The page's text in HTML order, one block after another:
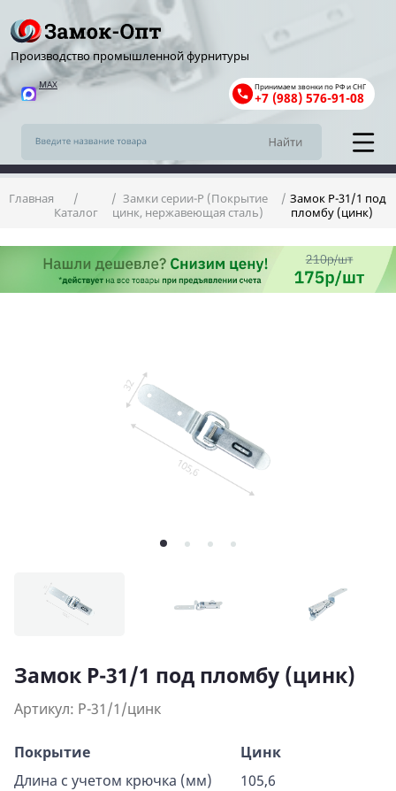
Производство промышленной фурнитуры
MAX Принимаем звонки по РФ и СНГ
+7 (988) 576-91-08
Главная
Каталог
Замки серии-Р (Покрытие
цинк, нержавеющая сталь)
Замок Р-31/1 под
пломбу (цинк)
Замок Р-31/1 под пломбу (цинк)
Артикул: P-31/1/цинк
Покрытие
Цинк
Длина с учетом крючка (мм)
105,6